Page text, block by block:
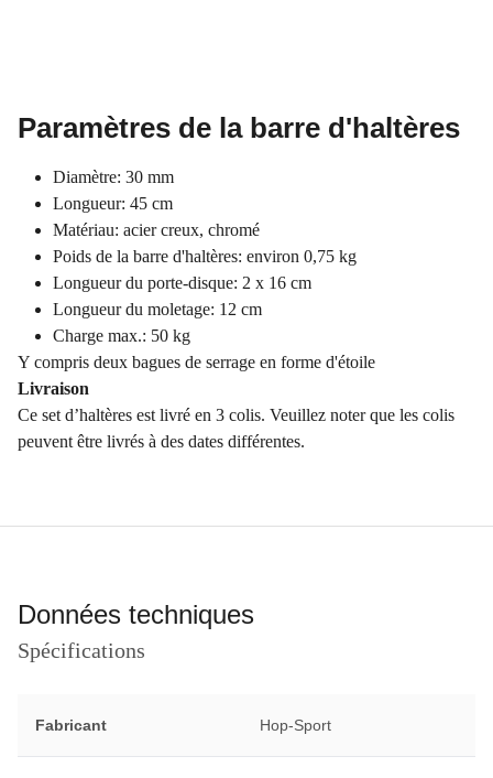
Paramètres de la barre d'haltères
Diamètre: 30 mm
Longueur: 45 cm
Matériau: acier creux, chromé
Poids de la barre d'haltères: environ 0,75 kg
Longueur du porte-disque: 2 x 16 cm
Longueur du moletage: 12 cm
Charge max.: 50 kg
Y compris deux bagues de serrage en forme d'étoile
Livraison
Ce set d’haltères est livré en 3 colis. Veuillez noter que les colis
peuvent être livrés à des dates différentes.​​
Données techniques
Spécifications
Fabricant Hop-Sport